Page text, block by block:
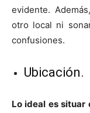
evidente.
otro local ni
confusiones.
Ubicación.
Lo ideal es situar